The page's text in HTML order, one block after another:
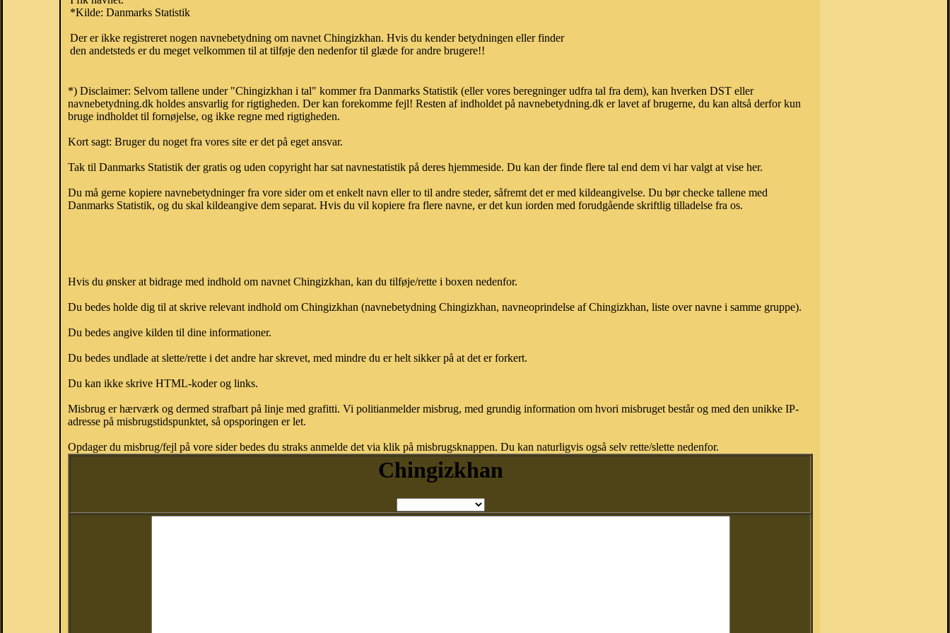
*Kilde: Danmarks Statistik
Der er ikke registreret nogen navnebetydning om navnet Chingizkhan. Hvis du kender betydningen eller finder
den andetsteds er du meget velkommen til at tilføje den nedenfor til glæde for andre brugere!!
*) Disclaimer: Selvom tallene under "Chingizkhan i tal" kommer fra Danmarks Statistik (eller vores beregninger udfra tal fra dem), kan hverken DST eller
navnebetydning.dk holdes ansvarlig for rigtigheden. Der kan forekomme fejl! Resten af indholdet på navnebetydning.dk er lavet af brugerne, du kan altså derfor kun
bruge indholdet til fornøjelse, og ikke regne med rigtigheden.
Kort sagt: Bruger du noget fra vores site er det på eget ansvar.
Tak til Danmarks Statistik der gratis og uden copyright har sat navnestatistik på deres hjemmeside. Du kan der finde flere tal end dem vi har valgt at vise her.
Du må gerne kopiere navnebetydninger fra vore sider om et enkelt navn eller to til andre steder, såfremt det er med kildeangivelse. Du bør checke tallene med
Danmarks Statistik, og du skal kildeangive dem separat. Hvis du vil kopiere fra flere navne, er det kun iorden med forudgående skriftlig tilladelse fra os.
Hvis du ønsker at bidrage med indhold om navnet Chingizkhan, kan du tilføje/rette i boxen nedenfor.
Du bedes holde dig til at skrive relevant indhold om Chingizkhan (navnebetydning Chingizkhan, navneoprindelse af Chingizkhan, liste over navne i samme gruppe).
Du bedes angive kilden til dine informationer.
Du bedes undlade at slette/rette i det andre har skrevet, med mindre du er helt sikker på at det er forkert.
Du kan ikke skrive HTML-koder og links.
Misbrug er hærværk og dermed strafbart på linje med grafitti. Vi politianmelder misbrug, med grundig information om hvori misbruget består og med den unikke IP-
adresse på misbrugstidspunktet, så opsporingen er let.
Opdager du misbrug/fejl på vore sider bedes du straks anmelde det via klik på misbrugsknappen. Du kan naturligvis også selv rette/slette nedenfor.
Chingizkhan